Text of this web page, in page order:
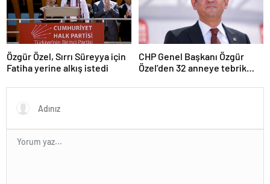
Özgür Özel, Sırrı Süreyya için
Fatiha yerine alkış istedi
CHP Genel Başkanı Özgür
Özel’den 32 anneye tebrik